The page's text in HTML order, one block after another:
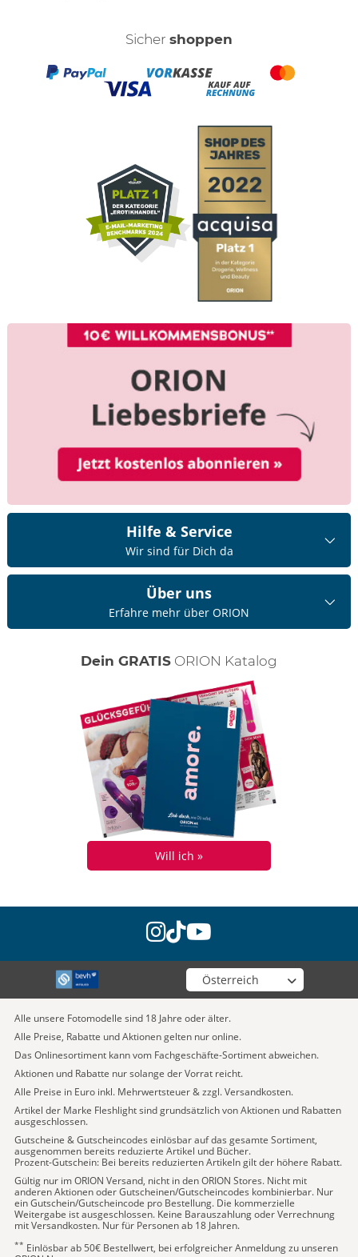
Sicher shoppen
Hilfe & Service
Wir sind für Dich da
Über uns
Erfahre mehr über ORION
Dein GRATIS ORION Katalog
Will ich »
instagram
tiktok
youtube
Wähle deinen Shop
Alle unsere Fotomodelle sind 18 Jahre oder älter.
Alle Preise, Rabatte und Aktionen gelten nur online.
Das Onlinesortiment kann vom Fachgeschäfte-Sortiment abweichen.
Aktionen und Rabatte nur solange der Vorrat reicht.
Alle Preise in Euro inkl. Mehrwertsteuer & zzgl. Versandkosten.
Artikel der Marke Fleshlight sind grundsätzlich von Aktionen und Rabatten
ausgeschlossen.
Gutscheine & Gutscheincodes einlösbar auf das gesamte Sortiment,
ausgenommen bereits reduzierte Artikel und Bücher.
Prozent-Gutschein: Bei bereits reduzierten Artikeln gilt der höhere Rabatt.
Gültig nur im ORION Versand, nicht in den ORION Stores. Nicht mit
anderen Aktionen oder Gutscheinen/Gutscheincodes kombinierbar. Nur
ein Gutschein/Gutscheincode pro Bestellung. Die kommerzielle
Weitergabe ist ausgeschlossen. Keine Barauszahlung oder Verrechnung
mit Versandkosten. Nur für Personen ab 18 Jahren.
** Einlösbar ab 50€ Bestellwert, bei erfolgreicher Anmeldung zu unseren